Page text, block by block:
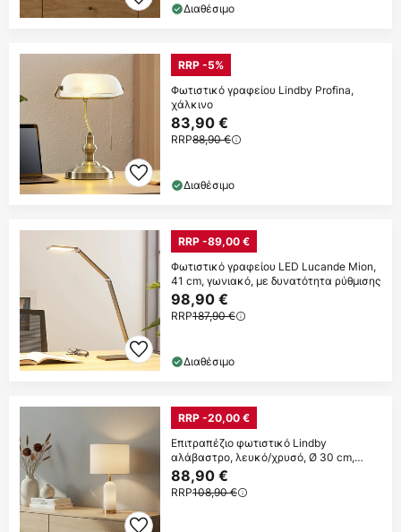
Διαθέσιμο
RRP -5%
Φωτιστικό γραφείου Lindby Profina,
χάλκινο
83,90 €
RRP88,90 €
Διαθέσιμο
RRP -89,00 €
Φωτιστικό γραφείου LED Lucande Mion,
41 cm, γωνιακό, με δυνατότητα ρύθμισης
98,90 €
RRP187,90 €
Διαθέσιμο
RRP -20,00 €
Επιτραπέζιο φωτιστικό Lindby
αλάβαστρο, λευκό/χρυσό, Ø 30 cm,
μάρμαρο, E27
88,90 €
RRP108,90 €